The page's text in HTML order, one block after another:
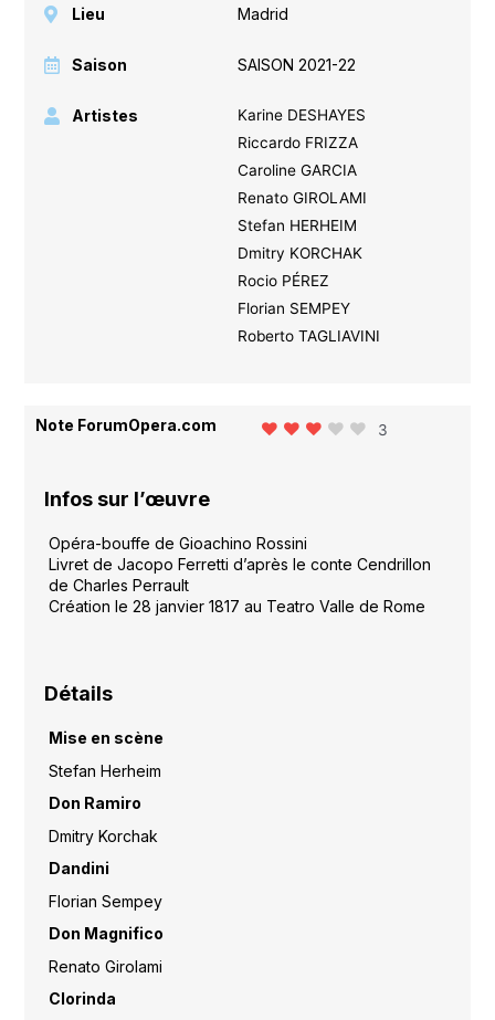
Lieu Madrid
Saison SAISON 2021-22
Artistes
Karine DESHAYES
Riccardo FRIZZA
Caroline GARCIA
Renato GIROLAMI
Stefan HERHEIM
Dmitry KORCHAK
Rocio PÉREZ
Florian SEMPEY
Roberto TAGLIAVINI
Note ForumOpera.com 3
Infos sur l’œuvre
Opéra-bouffe de Gioachino Rossini
Livret de Jacopo Ferretti d’après le conte Cendrillon
de Charles Perrault
Création le 28 janvier 1817 au Teatro Valle de Rome
Détails
Mise en scène
Stefan Herheim
Don Ramiro
Dmitry Korchak
Dandini
Florian Sempey
Don Magnifico
Renato Girolami
Clorinda